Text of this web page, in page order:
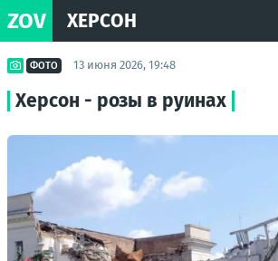
ZOV ХЕРСОН
ФОТО 13 июня 2026, 19:48
Херсон - розы в руинах